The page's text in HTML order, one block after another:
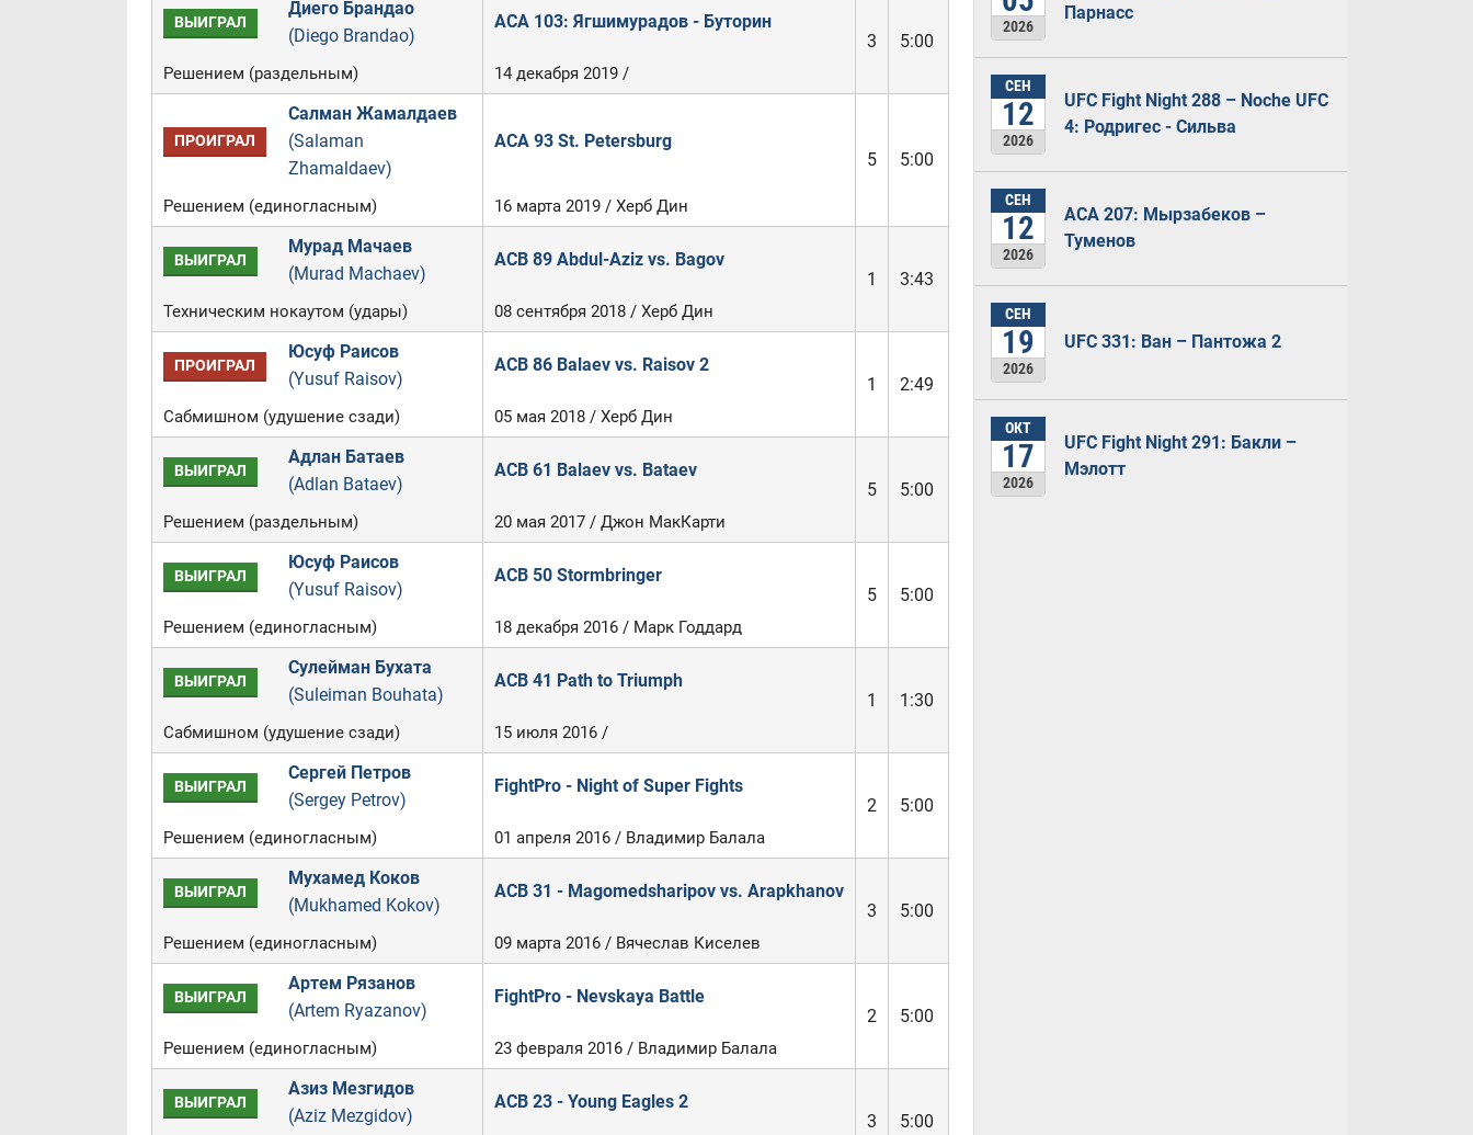
ВЫИГРАЛ
Диего Брандао
(Diego Brandao)
ACA 103: Ягшимурадов - Буторин
3
5:00
Решением (раздельным) 14 декабря 2019 /
ПРОИГРАЛ
Салман Жамалдаев
(Salaman
Zhamaldaev)
ACA 93 St. Petersburg
5
5:00
Решением (единогласным) 16 марта 2019 / Херб Дин
ВЫИГРАЛ
Мурад Мачаев
(Murad Machaev)
ACB 89 Abdul-Aziz vs. Bagov
1
3:43
Техническим нокаутом (удары) 08 сентября 2018 / Херб Дин
ПРОИГРАЛ
Юсуф Раисов
(Yusuf Raisov)
ACB 86 Balaev vs. Raisov 2
1
2:49
Сабмишном (удушение сзади) 05 мая 2018 / Херб Дин
ВЫИГРАЛ
Адлан Батаев
(Adlan Bataev)
ACB 61 Balaev vs. Bataev
5
5:00
Решением (раздельным) 20 мая 2017 / Джон МакКарти
ВЫИГРАЛ
Юсуф Раисов
(Yusuf Raisov)
ACB 50 Stormbringer
5
5:00
Решением (единогласным) 18 декабря 2016 / Марк Годдард
ВЫИГРАЛ
Сулейман Бухата
(Suleiman Bouhata)
ACB 41 Path to Triumph
1
1:30
Сабмишном (удушение сзади) 15 июля 2016 /
ВЫИГРАЛ
Сергей Петров
(Sergey Petrov)
FightPro - Night of Super Fights
2
5:00
Решением (единогласным) 01 апреля 2016 / Владимир Балала
ВЫИГРАЛ
Мухамед Коков
(Mukhamed Kokov)
ACB 31 - Magomedsharipov vs. Arapkhanov
3
5:00
Решением (единогласным) 09 марта 2016 / Вячеслав Киселев
ВЫИГРАЛ
Артем Рязанов
(Artem Ryazanov)
FightPro - Nevskaya Battle
2
5:00
Решением (единогласным) 23 февраля 2016 / Владимир Балала
ВЫИГРАЛ
Азиз Мезгидов
(Aziz Mezgidov)
ACB 23 - Young Eagles 2
3
5:00
2026
Парнасс
СЕН
12
2026
UFC Fight Night 288 – Noche UFC
4: Родригес - Сильва
СЕН
12
2026
ACA 207: Мырзабеков –
Туменов
СЕН
19
2026
UFC 331: Ван – Пантожа 2
ОКТ
17
2026
UFC Fight Night 291: Бакли –
Мэлотт